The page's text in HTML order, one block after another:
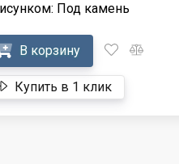
Под камень
В корзину
Купить в 1 клик